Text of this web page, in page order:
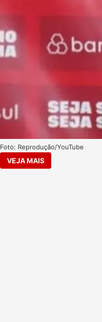
Foto: Reprodução/YouTube
VEJA MAIS